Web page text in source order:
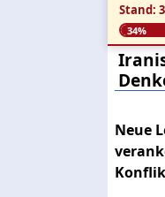
Stand:
34%
Neue